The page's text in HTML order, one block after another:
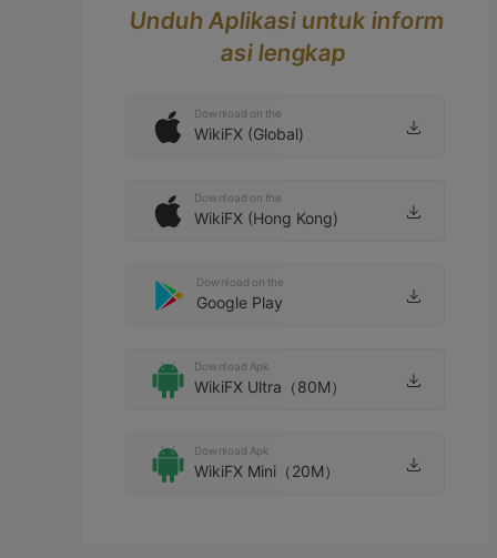
Unduh Aplikasi untuk inform
asi lengkap
Download on the
WikiFX (Global)
Download on the
WikiFX (Hong Kong)
Download on the
Google Play
Download Apk
WikiFX Ultra（80M）
Download Apk
WikiFX Mini（20M）